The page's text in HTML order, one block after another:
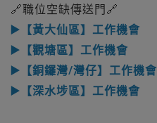
🔗職位空缺傳送門🔗
▶️【黃大仙區】工作機會
▶️【觀塘區】工作機會
▶️【銅鑼灣/灣仔】工作機會
▶️【深水埗區】工作機會